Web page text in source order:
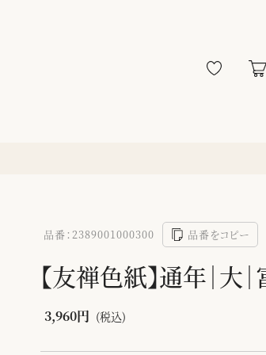
品番：2389001000300 品番をコピー
【友禅色紙】通年｜大
3,960円 (税込)